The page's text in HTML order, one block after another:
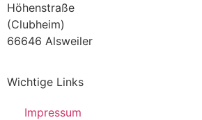
Höhenstraße
(Clubheim)
66646 Alsweiler
Wichtige Links
Impressum